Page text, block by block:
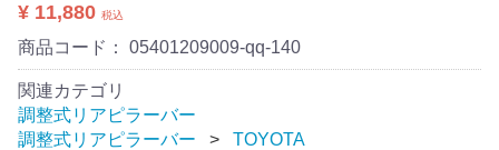
¥ 11,880 税込
商品コード： 05401209009-qq-140
関連カテゴリ
調整式リアピラーバー
調整式リアピラーバー
TOYOTA